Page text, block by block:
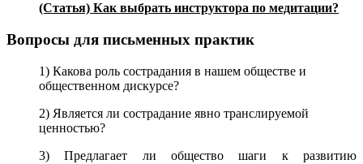
(Статья) Как выбрать инструктора по медитации?
Вопросы для письменных практик
1) Какова роль сострадания в нашем обществе и
общественном дискурсе?
2) Является ли сострадание явно транслируемой
ценностью?
3) Предлагает ли общество шаги к развитию